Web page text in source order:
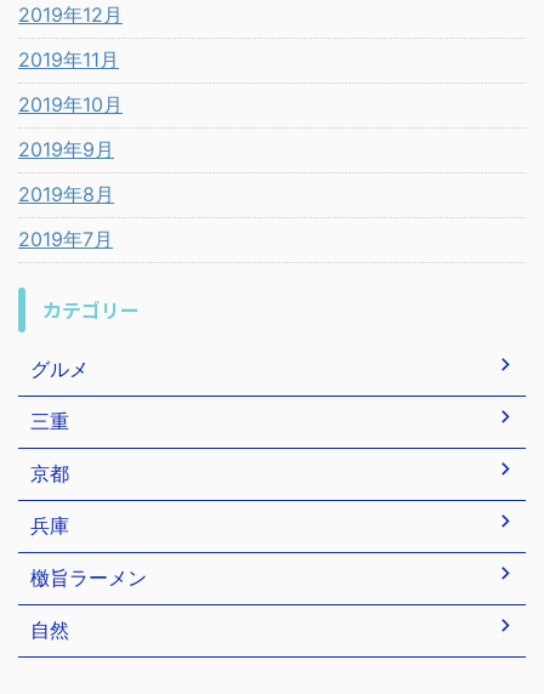
2019年12月
2019年11月
2019年10月
2019年9月
2019年8月
2019年7月
カテゴリー
グルメ
三重
京都
兵庫
檄旨ラーメン
自然